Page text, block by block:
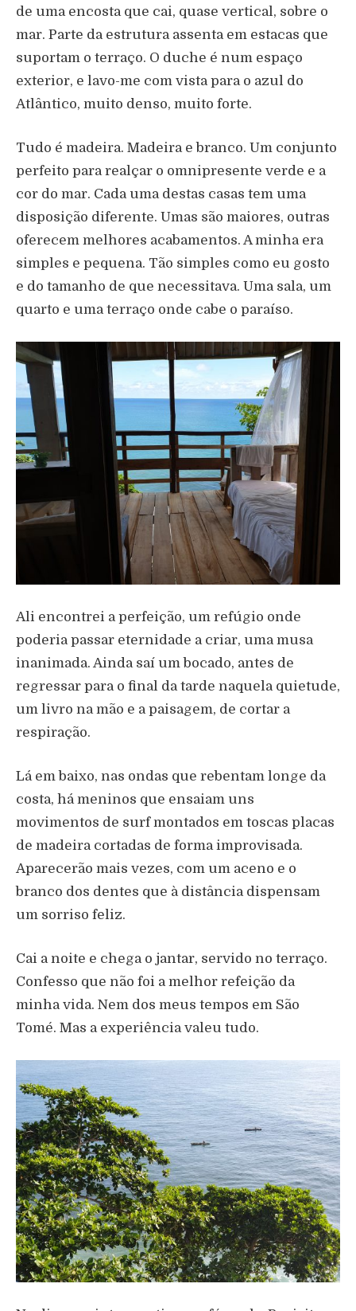
de uma encosta que cai, quase vertical, sobre o
mar. Parte da estrutura assenta em estacas que
suportam o terraço. O duche é num espaço
exterior, e lavo-me com vista para o azul do
Atlântico, muito denso, muito forte.
Tudo é madeira. Madeira e branco. Um conjunto
perfeito para realçar o omnipresente verde e a
cor do mar. Cada uma destas casas tem uma
disposição diferente. Umas são maiores, outras
oferecem melhores acabamentos. A minha era
simples e pequena. Tão simples como eu gosto
e do tamanho de que necessitava. Uma sala, um
quarto e uma terraço onde cabe o paraíso.
Ali encontrei a perfeição, um refúgio onde
poderia passar eternidade a criar, uma musa
inanimada. Ainda saí um bocado, antes de
regressar para o final da tarde naquela quietude,
um livro na mão e a paisagem, de cortar a
respiração.
Lá em baixo, nas ondas que rebentam longe da
costa, há meninos que ensaiam uns
movimentos de surf montados em toscas placas
de madeira cortadas de forma improvisada.
Aparecerão mais vezes, com um aceno e o
branco dos dentes que à distância dispensam
um sorriso feliz.
Cai a noite e chega o jantar, servido no terraço.
Confesso que não foi a melhor refeição da
minha vida. Nem dos meus tempos em São
Tomé. Mas a experiência valeu tudo.